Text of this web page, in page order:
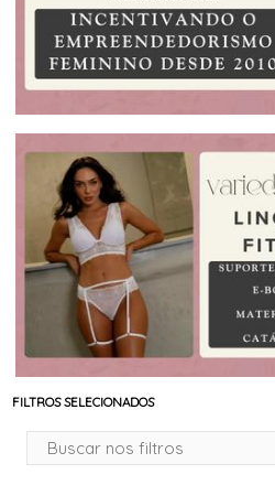
FILTROS SELECIONADOS